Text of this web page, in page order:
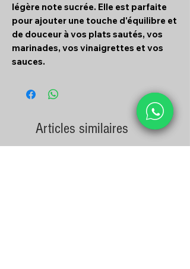
légère note sucrée. Elle est parfaite
pour ajouter une touche d'équilibre et
de douceur à vos plats sautés, vos
marinades, vos vinaigrettes et vos
sauces.
Articles similaires